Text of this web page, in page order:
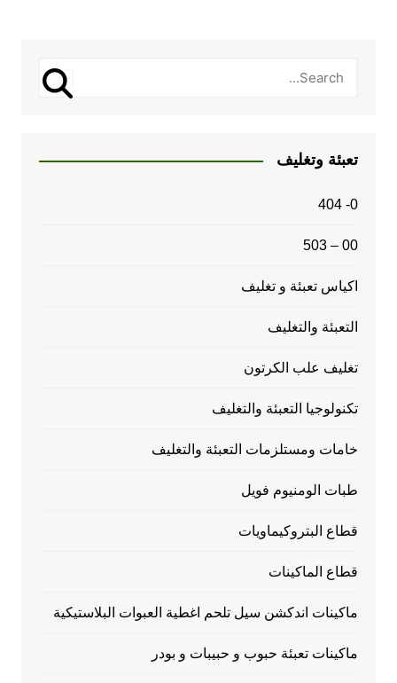
تعبئة وتغليف
0- 404
00 – 503
اكياس تعبئة و تغليف
التعبئة والتغليف
تغليف علب الكرتون
تكنولوجيا التعبئة والتغليف
خامات ومستلزمات التعبئة والتغليف
طبات الومنيوم فويل
قطاع البتروكيماويات
قطاع الماكينات
ماكينات اندكشن سيل تلحم اغطية العبوات البلاستيكية
ماكينات تعبئة حبوب و حبيبات و بودر